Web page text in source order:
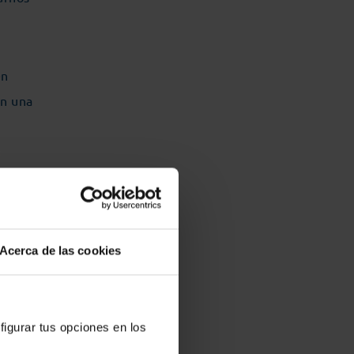
Acerca de las cookies
tus opciones en los
una